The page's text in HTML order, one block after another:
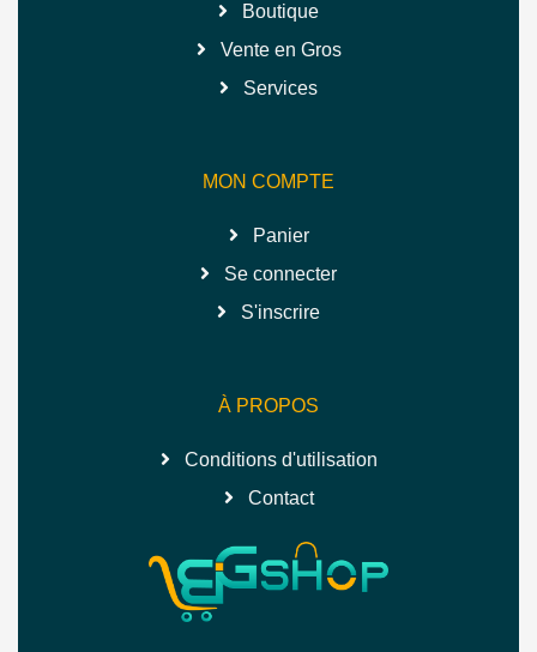
Boutique
Vente en Gros
Services
MON COMPTE
Panier
Se connecter
S'inscrire
À PROPOS
Conditions d'utilisation
Contact